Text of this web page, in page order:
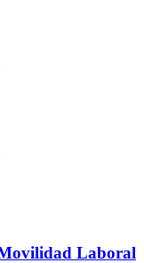
Laboral